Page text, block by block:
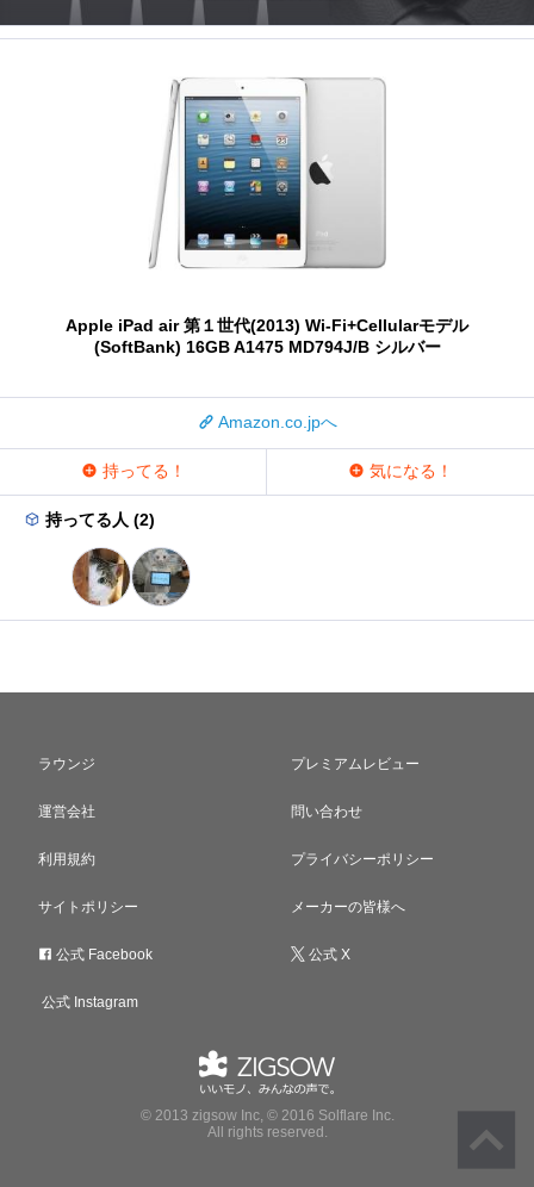
Apple iPad air 第１世代(2013) Wi-Fi+Cellularモデル
(SoftBank) 16GB A1475 MD794J/B シルバー
Amazon.co.jpへ
持ってる！ 気になる！
持ってる人 (2)
ラウンジ プレミアムレビュー
運営会社 問い合わせ
利用規約 プライバシーポリシー
サイトポリシー メーカーの皆様へ
公式 Facebook 公式 X
公式 Instagram
© 2013 zigsow Inc, © 2016 Solflare Inc.
All rights reserved.